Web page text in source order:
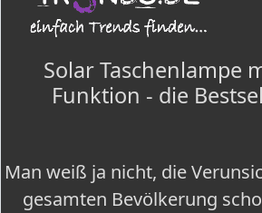
Solar Taschenlampe
Funktion - die
Man weiß ja nicht, die
gesamten Bevölkerung